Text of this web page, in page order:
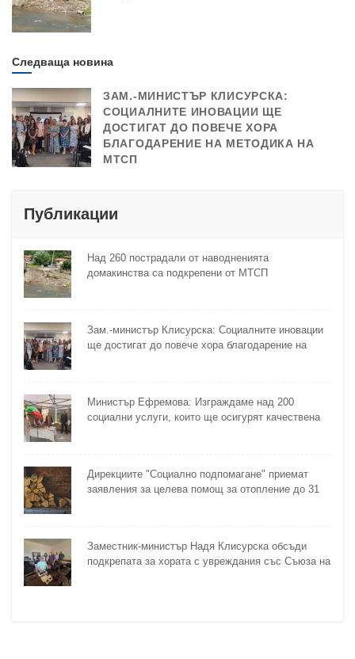
Следваща новина
ЗАМ.-МИНИСТЪР КЛИСУРСКА:
СОЦИАЛНИТЕ ИНОВАЦИИ ЩЕ
ДОСТИГАТ ДО ПОВЕЧЕ ХОРА
БЛАГОДАРЕНИЕ НА МЕТОДИКА НА
МТСП
Публикации
Над 260 пострадали от наводненията
домакинства са подкрепени от МТСП
Зам.-министър Клисурска: Социалните иновации
ще достигат до повече хора благодарение на
Министър Ефремова: Изграждаме над 200
социални услуги, които ще осигурят качествена
Дирекциите "Социално подпомагане" приемат
заявления за целева помощ за отопление до 31
Заместник-министър Надя Клисурска обсъди
подкрепата за хората с увреждания със Съюза на